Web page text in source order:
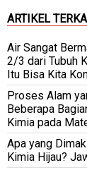
ARTIKEL
Air Sangat
2/3 dari Tubuh
Itu Bisa Kita
Proses Alam
Beberapa
Kimia pada
Apa yang
Kimia Hijau?